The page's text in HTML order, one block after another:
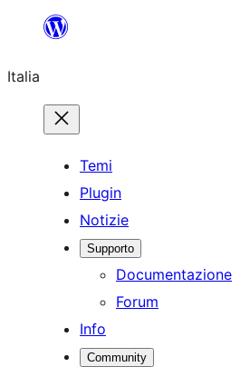
contenuto
Italia
Temi
Plugin
Notizie
Supporto
Documentazione
Forum
Info
Community